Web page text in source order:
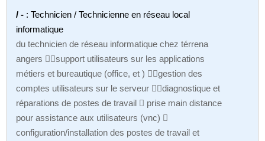
/ - : Technicien / Technicienne en réseau local
informatique
du technicien de réseau informatique chez térrena
angers support utilisateurs sur les applications
métiers et bureautique (office, et ) gestion des
comptes utilisateurs sur le serveur diagnostique et
réparations de postes de travail  prise main distance
pour assistance aux utilisateurs (vnc) 
configuration/installation des postes de travail et